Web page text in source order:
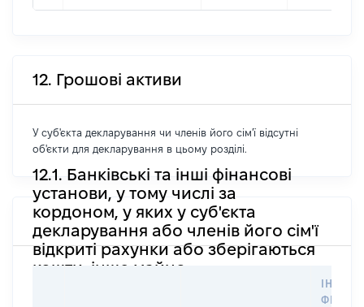
12. Грошові активи
У суб'єкта декларування чи членів його сім'ї відсутні
об'єкти для декларування в цьому розділі.
12.1. Банківські та інші фінансові
установи, у тому числі за
кордоном, у яких у суб'єкта
декларування або членів його сім'ї
відкриті рахунки або зберігаються
кошти, інше майно